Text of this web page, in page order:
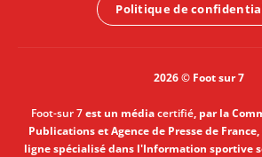
Politique de
2026 © Foot sur 7
Foot-sur 7est un médiacertifié, par la
Publications et Agence de Presse de
ligne spécialisé dans l'Information sportive